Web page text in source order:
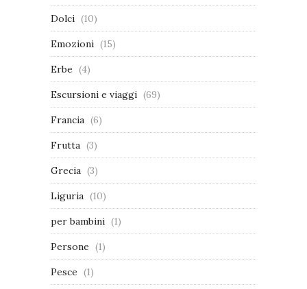
Dolci (10)
Emozioni (15)
Erbe (4)
Escursioni e viaggi (69)
Francia (6)
Frutta (3)
Grecia (3)
Liguria (10)
per bambini (1)
Persone (1)
Pesce (1)